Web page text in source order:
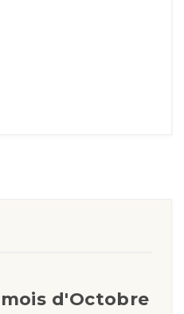
d'Octobre